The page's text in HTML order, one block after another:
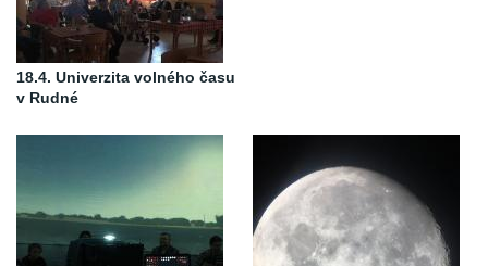
18.4. Univerzita volného času
v Rudné